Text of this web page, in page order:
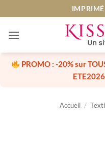
au
contenu
PROMO : -20% sur
ETE2026
Accueil /